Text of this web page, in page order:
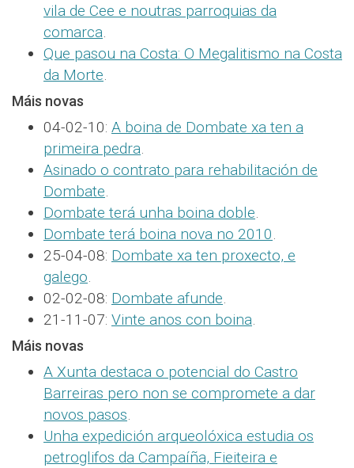
vila de Cee e noutras parroquias da
comarca.
Que pasou na Costa: O Megalitismo na Costa
da Morte.
Máis novas
04-02-10: A boina de Dombate xa ten a
primeira pedra.
Asinado o contrato para rehabilitación de
Dombate.
Dombate terá unha boina doble.
Dombate terá boina nova no 2010.
25-04-08: Dombate xa ten proxecto, e
galego.
02-02-08: Dombate afunde.
21-11-07: Vinte anos con boina.
Máis novas
A Xunta destaca o potencial do Castro
Barreiras pero non se compromete a dar
novos pasos.
Unha expedición arqueolóxica estudia os
petroglifos da Campaíña, Fieiteira e